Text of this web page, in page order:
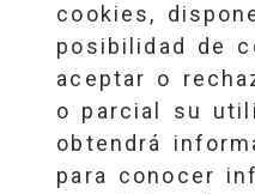
cookies,
posibilidad de
aceptar o
o parcial su
obtendrá
para conocer